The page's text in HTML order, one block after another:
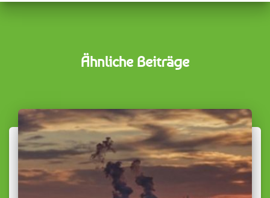
Ähnliche Beiträge